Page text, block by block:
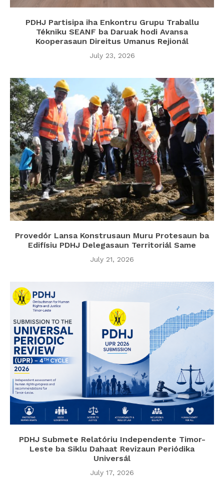
PDHJ Partisipa iha Enkontru Grupu Traballu
Tékniku SEANF ba Daruak hodi Avansa
Kooperasaun Direitus Umanus Rejionál
July 23, 2026
Provedór Lansa Konstrusaun Muru Protesaun ba
Edifísiu PDHJ Delegasaun Territoriál Same
July 21, 2026
PDHJ Submete Relatóriu Independente Timor-
Leste ba Siklu Dahaat Revizaun Periódika
Universál
July 17, 2026